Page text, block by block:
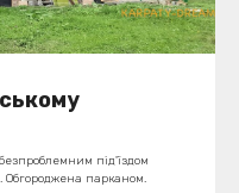
під'їздом
Обгороджена парканом.